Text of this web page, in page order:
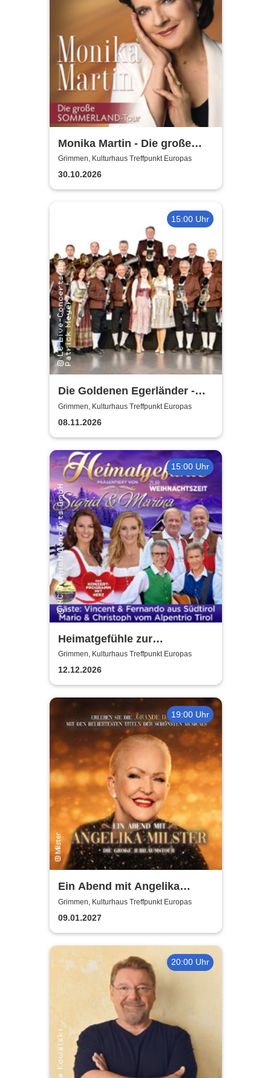
Monika Martin - Die große
Sommerland Tour
Grimmen, Kulturhaus Treffpunkt Europas
30.10.2026
15:00 Uhr
Die Goldenen Egerländer -
Melodien aus dem Egerland
Grimmen, Kulturhaus Treffpunkt Europas
08.11.2026
15:00 Uhr
Heimatgefühle zur
Weihnachtszeit 2026 - Das
Konzertprogramm mit Herz
Grimmen, Kulturhaus Treffpunkt Europas
12.12.2026
19:00 Uhr
Ein Abend mit Angelika
Milster - Jubiläumstournee
2027
Grimmen, Kulturhaus Treffpunkt Europas
09.01.2027
20:00 Uhr